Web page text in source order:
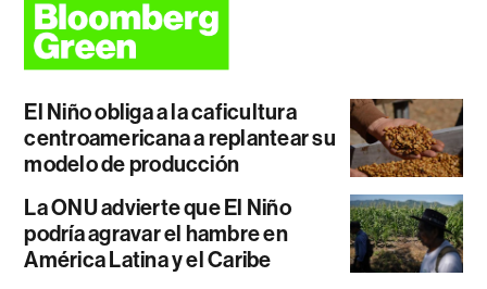
El Niño obliga a la caficultura
centroamericana a replantear su
modelo de producción
La ONU advierte que El Niño
podría agravar el hambre en
América Latina y el Caribe